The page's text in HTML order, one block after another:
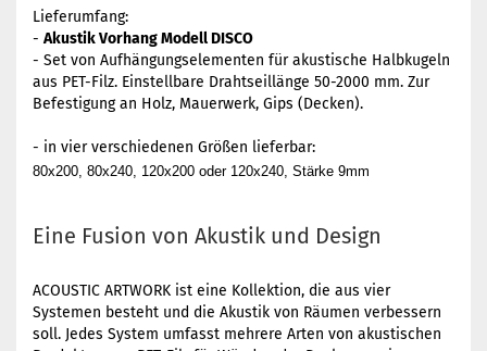
Lieferumfang:
- Akustik Vorhang Modell DISCO
- Set von Aufhängungselementen für akustische Halbkugeln
aus PET-Filz. Einstellbare Drahtseillänge 50-2000 mm. Zur
Befestigung an Holz, Mauerwerk, Gips (Decken).
- in vier verschiedenen Größen lieferbar:
80x200, 80x240, 120x200 oder 120x240, Stärke 9mm
Eine Fusion von Akustik und Design
ACOUSTIC ARTWORK ist eine Kollektion, die aus vier
Systemen besteht und die Akustik von Räumen verbessern
soll. Jedes System umfasst mehrere Arten von akustischen